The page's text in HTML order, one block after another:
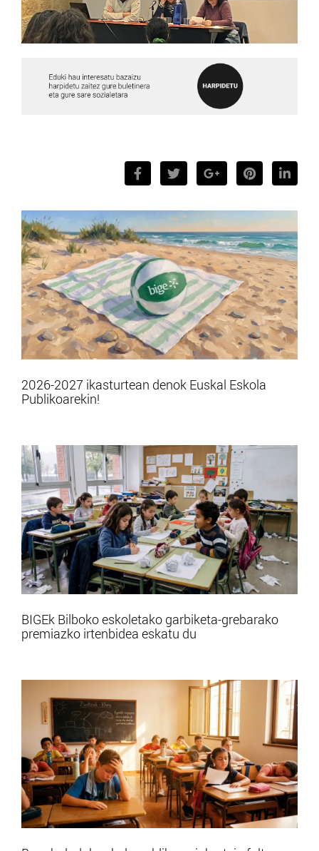
2026-2027 ikasturtean denok Euskal Eskola
Publikoarekin!
BIGEk Bilboko eskoletako garbiketa-grebarako
premiazko irtenbidea eskatu du